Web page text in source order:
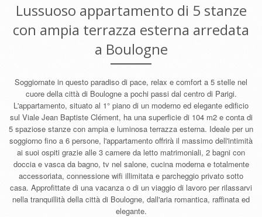
Lussuoso appartamento di 5 stanze
con ampia terrazza esterna arredata
a Boulogne
Soggiornate in questo paradiso di pace, relax e comfort a 5 stelle nel
cuore della città di Boulogne a pochi passi dal centro di Parigi.
L'appartamento, situato al 1° piano di un moderno ed elegante edificio
sul Viale Jean Baptiste Clément, ha una superficie di 104 m2 e conta di
5 spaziose stanze con ampia e luminosa terrazza esterna. Ideale per un
soggiorno fino a 6 persone, l'appartamento offrirà il massimo dell'intimità
ai suoi ospiti grazie alle 3 camere da letto matrimoniali, 2 bagni con
doccia e vasca da bagno, tv nel salone, cucina moderna e totalmente
accessoriata, connessione wifi illimitata e parcheggio privato sotto
casa. Approfittate di una vacanza o di un viaggio di lavoro per rilassarvi
nella tranquillità della città di Boulogne, dall'aria romantica, raffinata ed
elegante.